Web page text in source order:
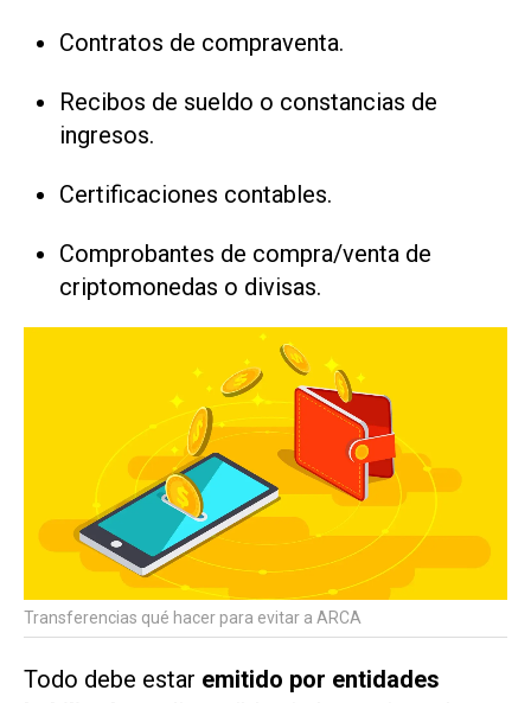
Contratos de compraventa.
Recibos de sueldo o constancias de
ingresos.
Certificaciones contables.
Comprobantes de compra/venta de
criptomonedas o divisas.
Transferencias qué hacer para evitar a ARCA
Todo debe estar emitido por entidades